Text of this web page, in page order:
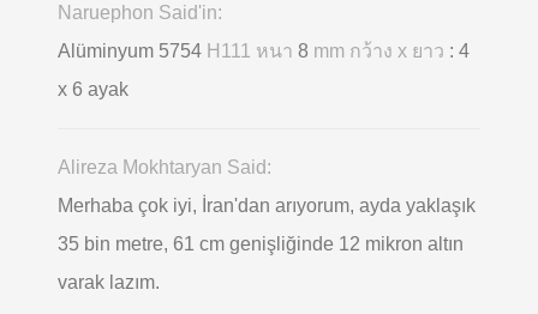
Naruephon Said'in:
Alüminyum 5754 H111 หนา 8 mm กว้าง x ยาว : 4
x 6 ayak
Alireza Mokhtaryan Said:
Merhaba çok iyi, İran'dan arıyorum, ayda yaklaşık
35 bin metre, 61 cm genişliğinde 12 mikron altın
varak lazım.